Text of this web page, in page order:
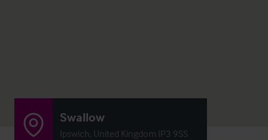
Swallow
Ipswich, United Kingdom IP3 9SS